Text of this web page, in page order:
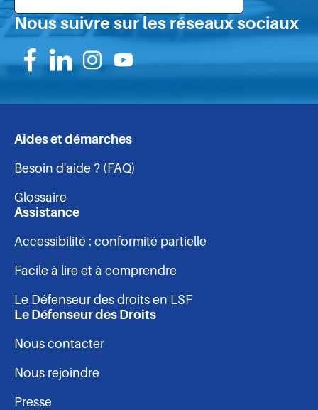
Nous suivre sur les réseaux sociaux
Suivez-
nous
sur
Suivez-
nous
sur
Suivez-
nous
sur
Suivez-
nous
Navigation
-
pied
de
page
Aides et démarches
Besoin d'aide ? (FAQ)
Glossaire
Assistance
Accessibilité : conformité partielle
Facile à lire et à comprendre
Le Défenseur des droits en LSF
Le Défenseur des Droits
Nous contacter
Nous rejoindre
Presse